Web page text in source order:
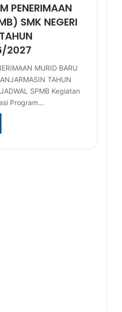
PENERIMAAN
SMK NEGERI
2027
MURID BARU
TAHUN
SPMB Kegiatan
Program…